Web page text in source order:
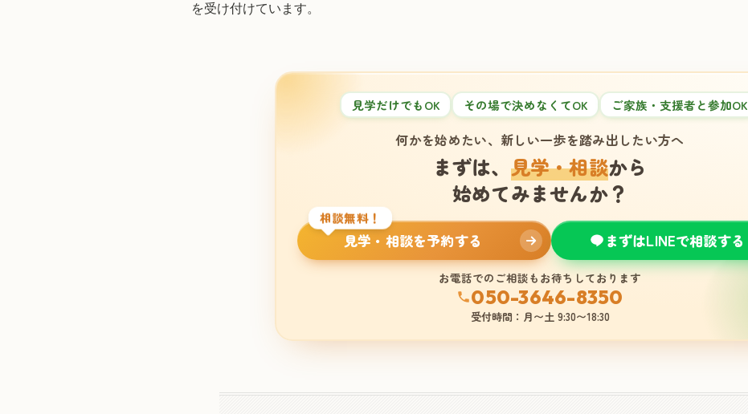
を受け付けています。
見学だけでもOK その場で決めなくてOK ご家族・支援者と参加OK
何かを始めたい、新しい一歩を踏み出したい方へ
まずは、 見学・相談から
始めてみませんか？
相談無料！
見学・相談を予約する まずはLINEで相談する
お電話でのご相談もお待ちしております
050-3646-8350
受付時間：月〜土 9:30〜18:30